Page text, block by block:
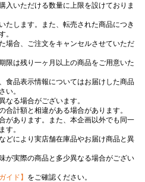
入いただける数量に上限を設けておりま
たします。また、転売された商品につき
。
場合、ご注文をキャンセルさせていただ
限は残り一ヶ月以上の商品をご用意いた
食品表示情報についてはお届けした商品
い。
なる場合がございます。
合計額と相違がある場合があります。
があります。また、本企画以外でも同一
す。
どにより実店舗在庫品やお届け商品と異
が実際の商品と多少異なる場合がござい
イド】 をご確認ください。